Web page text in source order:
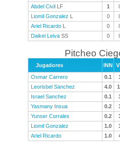
Abdel Civil LF 1
Liomil Gonzalez L 0
Ariel Ricardo L 0
Daikel Leiva SS 0
Pitcheo
Jugadores INN
Osmar Carrero
0.1
Leorisbel Sanchez
4.0
Israel Sanchez
0.1
Yasmany Insua
0.2
Yunser Corrales
0.2
Liomil Gonzalez
1.0
Ariel Ricardo
1.0